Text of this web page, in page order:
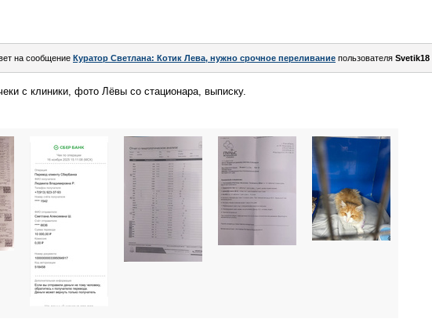
на сообщение Куратор Светлана: Котик Лева, нужно срочное переливание пользователя Svetik18
с клиники, фото Лёвы со стационара, выписку.